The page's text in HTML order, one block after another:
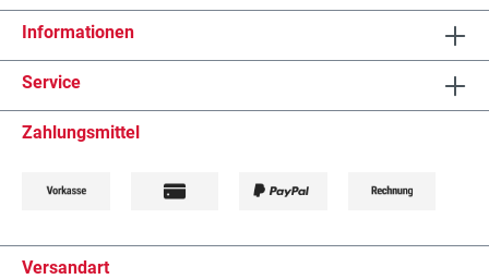
Informationen
Service
Zahlungsmittel
Versandart